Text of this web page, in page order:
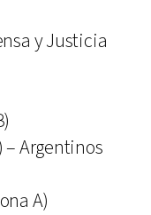
y Justicia
– Argentinos
A)